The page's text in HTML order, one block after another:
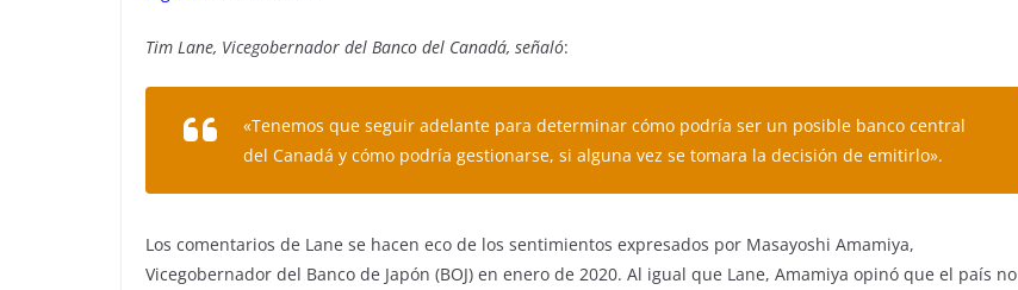
Tim Lane, Vicegobernador del Banco del Canadá, señaló:
«Tenemos que seguir adelante para determinar cómo podría ser un posible banco central
del Canadá y cómo podría gestionarse, si alguna vez se tomara la decisión de emitirlo».
Los comentarios de Lane se hacen eco de los sentimientos expresados por Masayoshi Amamiya,
Vicegobernador del Banco de Japón (BOJ) en enero de 2020. Al igual que Lane, Amamiya opinó que el país no